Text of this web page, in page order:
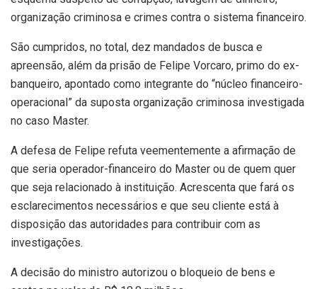
organização criminosa e crimes contra o sistema financeiro.
São cumpridos, no total, dez mandados de busca e
apreensão, além da prisão de Felipe Vorcaro, primo do ex-
banqueiro, apontado como integrante do “núcleo financeiro-
operacional” da suposta organização criminosa investigada
no caso Master.
A defesa de Felipe refuta veementemente a afirmação de
que seria operador-financeiro do Master ou de quem quer
que seja relacionado à instituição. Acrescenta que fará os
esclarecimentos necessários e que seu cliente está à
disposição das autoridades para contribuir com as
investigações.
A decisão do ministro autorizou o bloqueio de bens e